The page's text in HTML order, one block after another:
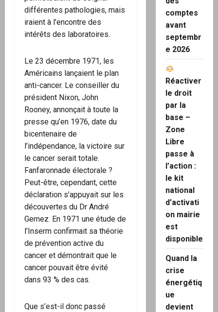
différentes pathologies, mais
iraient à l’encontre des
intérêts des laboratoires.
Le 23 décembre 1971, les
Américains lançaient le plan
anti-cancer. Le conseiller du
président Nixon, John
Rooney, annonçait à toute la
presse qu’en 1976, date du
bicentenaire de
l’indépendance, la victoire sur
le cancer serait totale.
Fanfaronnade électorale ?
Peut-être, cependant, cette
déclaration s’appuyait sur les
découvertes du Dr André
Gernez. En 1971 une étude de
l’Inserm confirmait sa théorie
de prévention active du
cancer et démontrait que le
cancer pouvait être évité
dans 93 % des cas.
Que s’est-il donc passé
comptes
avant
septembr
e 2026
Réactiver
le droit
par la
base –
Zone
Libre
passe à
l’action :
le kit
national
d’activati
on mairie
est
disponible
Quand la
crise
énergétiq
ue
devient